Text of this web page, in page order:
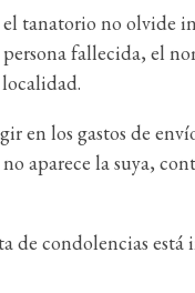
el tanatorio no olvide
fallecida, el
en los gastos de
aparece la suya,
de condolencias está